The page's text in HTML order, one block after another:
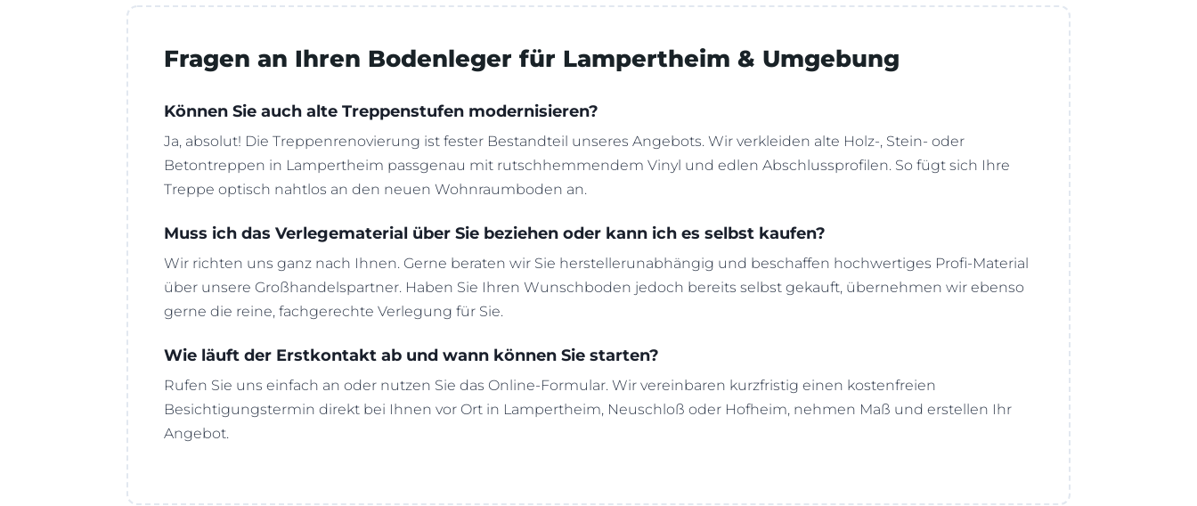
Fragen an Ihren Bodenleger für Lampertheim & Umgebung
Können Sie auch alte Treppenstufen modernisieren?
Ja, absolut! Die Treppenrenovierung ist fester Bestandteil unseres Angebots. Wir verkleiden alte Holz-, Stein- oder
Betontreppen in Lampertheim passgenau mit rutschhemmendem Vinyl und edlen Abschlussprofilen. So fügt sich Ihre
Treppe optisch nahtlos an den neuen Wohnraumboden an.
Muss ich das Verlegematerial über Sie beziehen oder kann ich es selbst kaufen?
Wir richten uns ganz nach Ihnen. Gerne beraten wir Sie herstellerunabhängig und beschaffen hochwertiges Profi-Material
über unsere Großhandelspartner. Haben Sie Ihren Wunschboden jedoch bereits selbst gekauft, übernehmen wir ebenso
gerne die reine, fachgerechte Verlegung für Sie.
Wie läuft der Erstkontakt ab und wann können Sie starten?
Rufen Sie uns einfach an oder nutzen Sie das Online-Formular. Wir vereinbaren kurzfristig einen kostenfreien
Besichtigungstermin direkt bei Ihnen vor Ort in Lampertheim, Neuschloß oder Hofheim, nehmen Maß und erstellen Ihr
Angebot.